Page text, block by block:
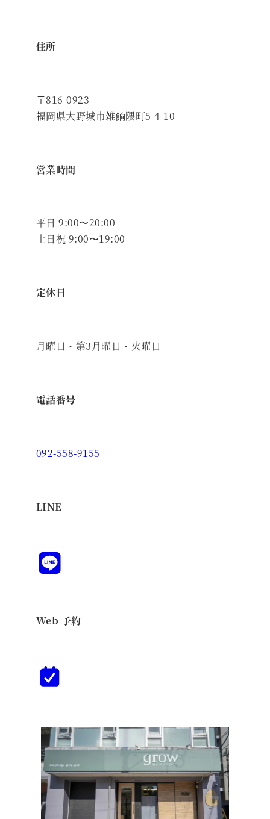
住所
〒816-0923
福岡県大野城市雑餉隈町5-4-10
営業時間
平日 9:00〜20:00
土日祝 9:00〜19:00
定休日
月曜日・第3月曜日・火曜日
電話番号
092-558-9155
LINE
Web 予約